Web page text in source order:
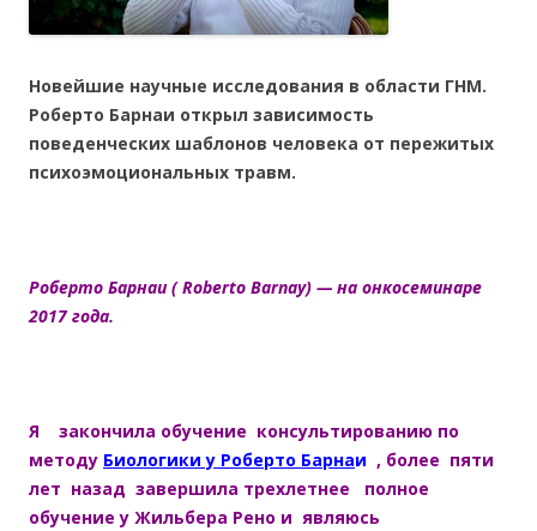
Новейшие научные исследования в области ГНМ.
Роберто Барнаи открыл зависимость
поведенческих шаблонов человека от пережитых
психоэмоциональных травм.
Роберто Барнаи ( Roberto Barnay) — на онкосеминаре
2017 года.
Я закончила обучение консультированию по
методу Биологики у Роберто Барнаи , более пяти
лет назад завершила трехлетнее полное
обучение у Жильбера Рено и являюсь